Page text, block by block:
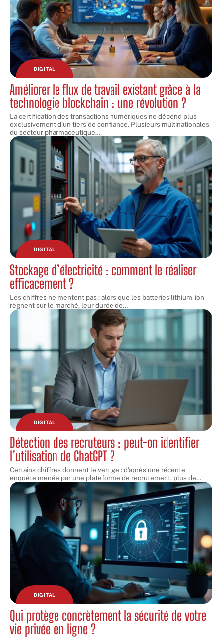
DIGITAL
Améliorer le flux de travail existant grâce à la
technologie blockchain : une révolution ?
La certification des transactions numériques ne dépend plus
exclusivement d'un tiers de confiance. Plusieurs multinationales
du secteur pharmaceutique…
DIGITAL
Stockage d’électricité : comment le réaliser
efficacement ?
Les chiffres ne mentent pas : alors que les batteries lithium-ion
règnent sur le marché, leur durée de…
DIGITAL
Détection des recruteurs : peut-on identifier
l’utilisation de ChatGPT ?
Certains chiffres donnent le vertige : d'après une récente
enquête menée par une plateforme de recrutement, plus de…
DIGITAL
Qui protège concrètement la sécurité de votre
vie privée en ligne ?